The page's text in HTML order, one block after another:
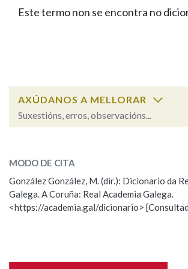
FIGURAS
PORTAL DAS
Facebook
TwitterYoutubeInstagram
Bluesky
BUSCAR NOS LEMAS
Remata por
BUSCAR NO CONTIDO
Nas definicións
Este termo non se encontra no
AXÚDANOS A MELLORAR
Suxestións, erros, observacións...
Observación
Nome
MODO DE CITA
González González, M. (dir.): Dicionario da
Galega. A Coruña: Real Academia Galega.
<https://academia.gal/dicionario>